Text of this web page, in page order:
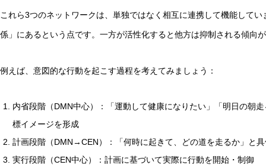
これら3つのネットワークは、単独ではなく相互に連携して機能して
係」にあるという点です。一方が活性化すると他方は抑制される傾向
例えば、意図的な行動を起こす過程を考えてみましょう：
内省段階（DMN中心）：「運動して健康になりたい」「明日の朝
標イメージを形成
計画段階（DMN→CEN）：「何時に起きて、どの道を走るか」と
実行段階（CEN中心）：計画に基づいて実際に行動を開始・制御